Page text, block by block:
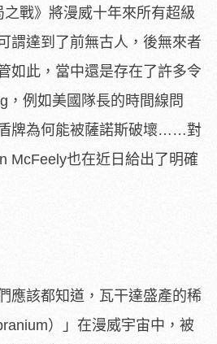
之戰》將漫威十年來所有超級
謂達到了前無古人，後無來者
如此，當中還是存在了許多令
，例如美國隊長的時間線問
牌為何能被薩諾斯破壞……對
McFeely也在近日給出了明確
應該都知道，瓦干達盛產的稀
）」在漫威宇宙中，被